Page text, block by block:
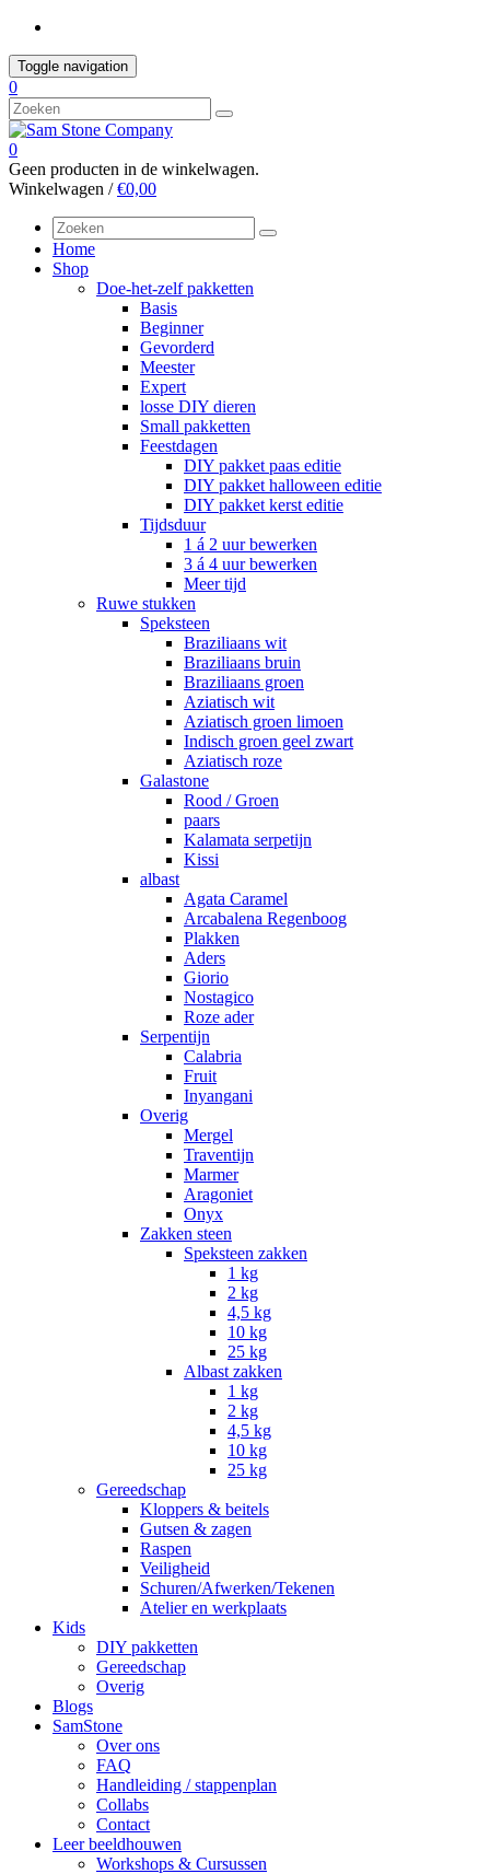
Skip
content
Toggle navigation
0
0
Geen producten in de winkelwagen.
Winkelwagen /€0,00
Home
Shop
Doe-het-zelf pakketten
Basis
Beginner
Gevorderd
Meester
Expert
losse DIY dieren
Small pakketten
Feestdagen
DIY pakket paas editie
DIY pakket halloween editie
DIY pakket kerst editie
Tijdsduur
1 á 2 uur bewerken
3 á 4 uur bewerken
Meer tijd
Ruwe stukken
Speksteen
Braziliaans wit
Braziliaans bruin
Braziliaans groen
Aziatisch wit
Aziatisch groen limoen
Indisch groen geel zwart
Aziatisch roze
Galastone
Rood / Groen
paars
Kalamata serpetijn
Kissi
albast
Agata Caramel
Arcabalena Regenboog
Plakken
Aders
Giorio
Nostagico
Roze ader
Serpentijn
Calabria
Fruit
Inyangani
Overig
Mergel
Traventijn
Marmer
Aragoniet
Onyx
Zakken steen
Speksteen zakken
1 kg
2 kg
4,5 kg
10 kg
25 kg
Albast zakken
1 kg
2 kg
4,5 kg
10 kg
25 kg
Gereedschap
Kloppers & beitels
Gutsen & zagen
Raspen
Veiligheid
Schuren/Afwerken/Tekenen
Atelier en werkplaats
Kids
DIY pakketten
Gereedschap
Overig
Blogs
SamStone
Over ons
FAQ
Handleiding / stappenplan
Collabs
Contact
Leer beeldhouwen
Workshops & Cursussen